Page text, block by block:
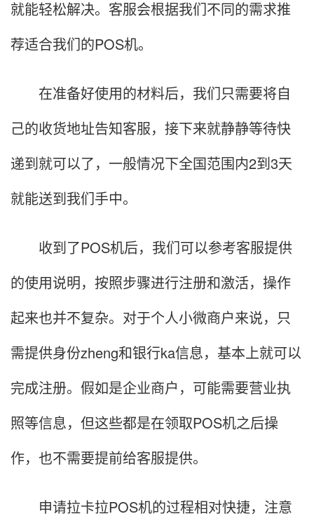
就能轻松解决。客服会根据我们不同的需求推
荐适合我们的POS机。
在准备好使用的材料后，我们只需要将自
己的收货地址告知客服，接下来就静静等待快
递到就可以了，一般情况下全国范围内2到3天
就能送到我们手中。
收到了POS机后，我们可以参考客服提供
的使用说明，按照步骤进行注册和激活，操作
起来也并不复杂。对于个人小微商户来说，只
需提供身份zheng和银行ka信息，基本上就可以
完成注册。假如是企业商户，可能需要营业执
照等信息，但这些都是在领取POS机之后操
作，也不需要提前给客服提供。
申请拉卡拉POS机的过程相对快捷，注意